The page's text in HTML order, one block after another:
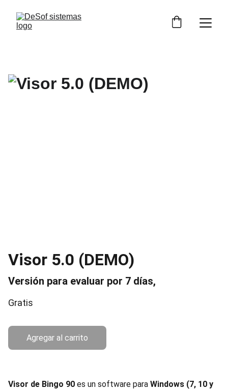
Visor 5.0 (DEMO)
Versión para evaluar por 7 días,
Gratis
Agregar al carrito
Visor de Bingo 90 es un software para Windows (7, 10 y